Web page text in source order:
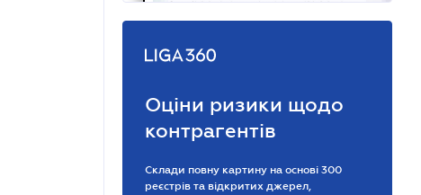
Оціни ризики щодо
контрагентів
Склади повну картину на основі 300
реєстрів та відкритих джерел,